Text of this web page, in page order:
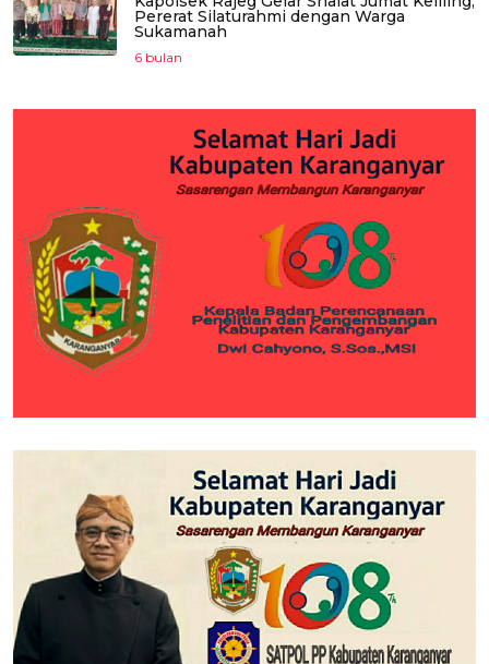
Pererat Silaturahmi dengan Warga
Sukamanah
6 bulan